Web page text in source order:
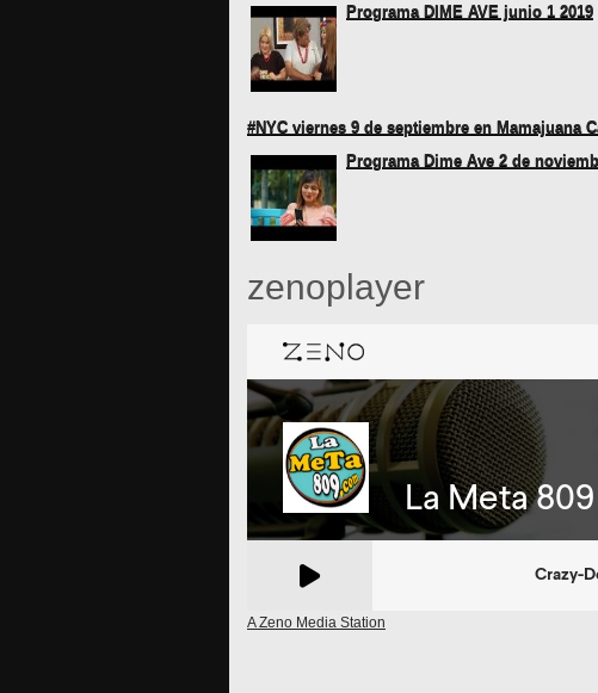
Programa DIME AVE junio 1 2019
#NYC viernes 9 de septiembre en Mamajuana
Programa Dime Ave 2 de
zenoplayer
A Zeno Media Station